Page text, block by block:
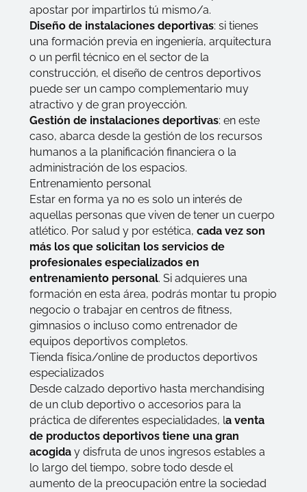
apostar por impartirlos tú mismo/a.
Diseño de instalaciones deportivas: si tienes
una formación previa en ingeniería, arquitectura
o un perfil técnico en el sector de la
construcción, el diseño de centros deportivos
puede ser un campo complementario muy
atractivo y de gran proyección.
Gestión de instalaciones deportivas: en este
caso, abarca desde la gestión de los recursos
humanos a la planificación financiera o la
administración de los espacios.
Entrenamiento personal
Estar en forma ya no es solo un interés de
aquellas personas que viven de tener un cuerpo
atlético. Por salud y por estética, cada vez son
más los que solicitan los servicios de
profesionales especializados en
entrenamiento personal. Si adquieres una
formación en esta área, podrás montar tu propio
negocio o trabajar en centros de fitness,
gimnasios o incluso como entrenador de
equipos deportivos completos.
Tienda física/online de productos deportivos
especializados
Desde calzado deportivo hasta merchandising
de un club deportivo o accesorios para la
práctica de diferentes especialidades, la venta
de productos deportivos tiene una gran
acogida y disfruta de unos ingresos estables a
lo largo del tiempo, sobre todo desde el
aumento de la preocupación entre la sociedad